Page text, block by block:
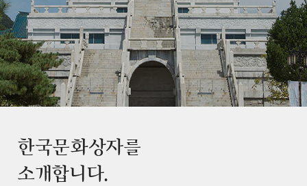
한국문화상자를
소개합니다.